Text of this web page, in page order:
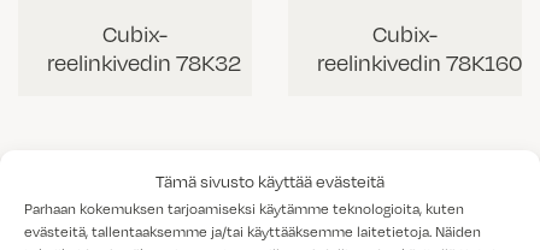
Tämä sivusto käyttää evästeitä
Parhaan kokemuksen tarjoamiseksi käytämme teknologioita, kuten
evästeitä, tallentaaksemme ja/tai käyttääksemme laitetietoja. Näiden
Cubix-
reelinkivedin 78K32
Cubix-
reelinkivedin 78K160